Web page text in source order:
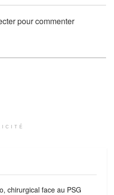
pour commenter
chirurgical face au PSG